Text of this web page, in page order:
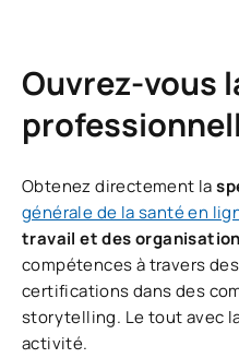
Ouvrez-vous
Obtenez directement la
générale de la santé en
travail et des
compétences à travers
certifications dans des
storytelling. Le tout avec
activité.